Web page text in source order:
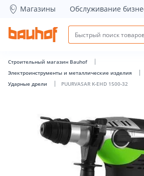
PUURVASAR K-EHD 1500-32 - Bauhof
Магазины Обслуживание
Строительный магазин Bauhof
Электроинструменты и металлические изделия
Ударные дрели
PUURVASAR K-EHD 1500-32